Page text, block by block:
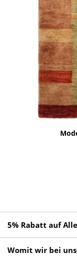
5% Rabatt auf
Womit wir bei